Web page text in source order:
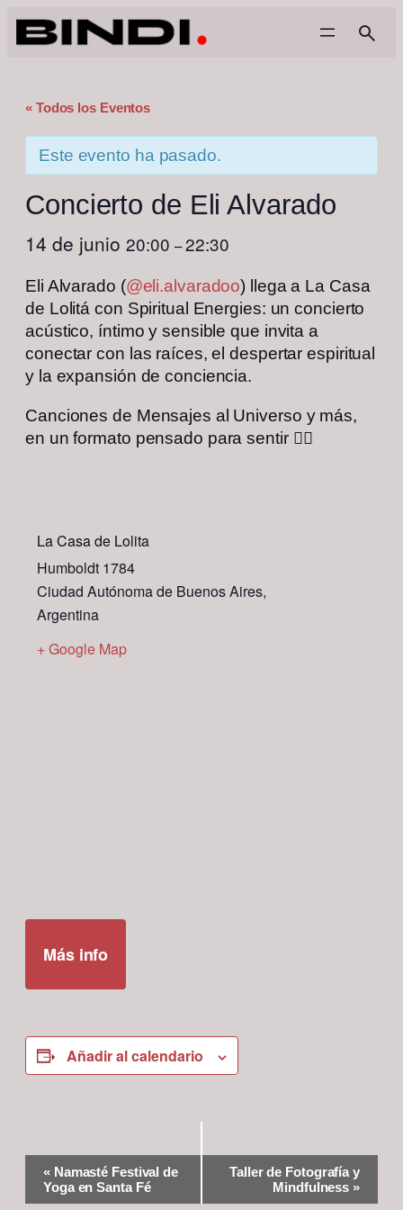
« Todos los Eventos
Este evento ha pasado.
Concierto de Eli Alvarado
14 de junio 20:00 –22:30
Eli Alvarado (@eli.alvaradoo) llega a La Casa
de Lolitá con Spiritual Energies: un concierto
acústico, íntimo y sensible que invita a
conectar con las raíces, el despertar espiritual
y la expansión de conciencia.
Canciones de Mensajes al Universo y más,
en un formato pensado para sentir ❤️‍🔥
La Casa de Lolita
Humboldt 1784
Ciudad Autónoma de Buenos Aires,
Argentina
+ Google Map
Más info
Añadir al calendario
Navegación
del
Evento
«Namasté Festival de
Yoga en Santa Fé
Taller de Fotografía y
Mindfulness »